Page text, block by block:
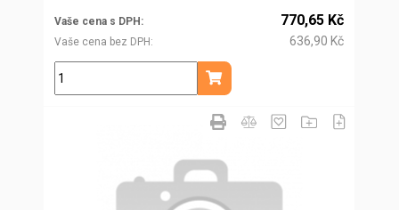
Vaše cena s DPH
Vaše cena bez DPH
770,65 Kč
636,90 Kč
ks
Přidat do košíku